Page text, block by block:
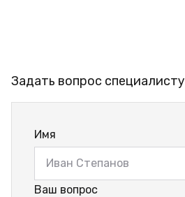
Задать вопрос специалисту
Имя
Ваш вопрос